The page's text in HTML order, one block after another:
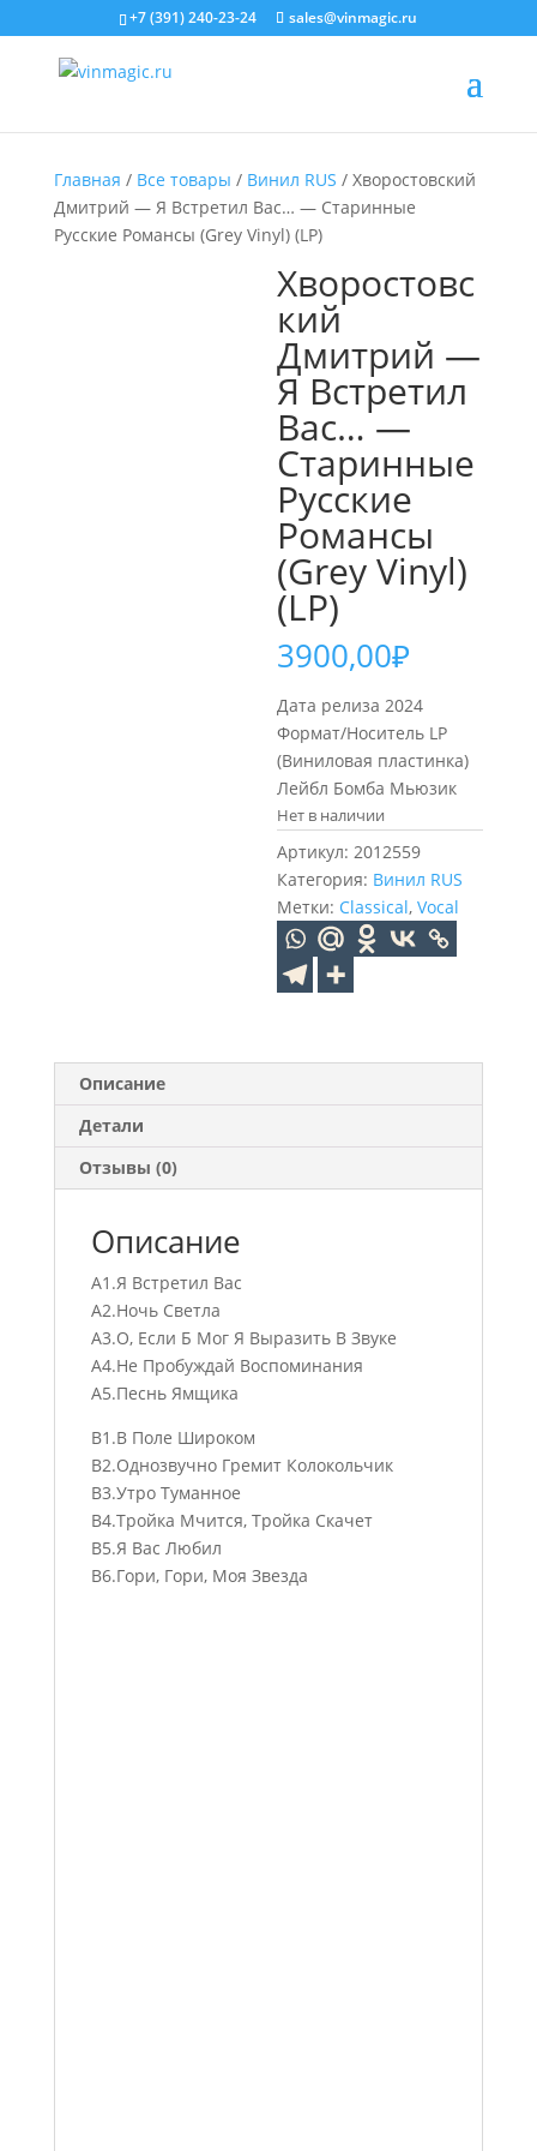
+7 (391) 240-23-24 sales@vinmagic.ru
Главная / Все товары / Винил RUS / Хворостовский
Дмитрий — Я Встретил Вас… — Старинные
Русские Романсы (Grey Vinyl) (LP)
Хворостовс
кий
Дмитрий —
Я Встретил
Вас… —
Старинные
Русские
Романсы
(Grey Vinyl)
(LP)
3900,00₽
Дата релиза 2024
Формат/Носитель LP
(Виниловая пластинка)
Лейбл Бомба Мьюзик
Нет в наличии
Артикул:2012559
Категория: Винил RUS
Метки: Classical,Vocal
Описание
Детали
Отзывы (0)
Описание
А1.Я Встретил Вас
А2.Ночь Светла
А3.О, Если Б Мог Я Выразить В Звуке
А4.Не Пробуждай Воспоминания
А5.Песнь Ямщика
B1.В Поле Широком
B2.Однозвучно Гремит Колокольчик
B3.Утро Туманное
B4.Тройка Мчится, Тройка Скачет
B5.Я Вас Любил
B6.Гори, Гори, Моя Звезда